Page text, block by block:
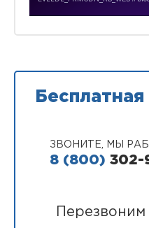
Бесплатная
ЗВОНИТЕ, МЫ
8 (800) 302-
Перезвоним